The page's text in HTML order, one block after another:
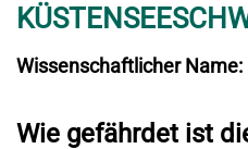
Wissenschaftlicher Name:
Wie gefährdet ist